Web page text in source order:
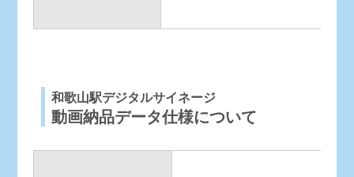
和歌山駅デジタルサイネージ
動画納品データ仕様について